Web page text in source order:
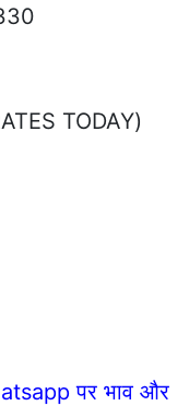
TODAY)
पर भाव और